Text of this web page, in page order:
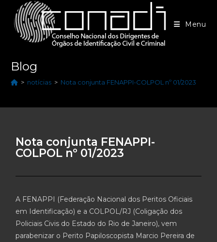
Menu
Blog
> notícias > Nota conjunta FENAPPI-COLPOL nº 01/2023
Nota conjunta FENAPPI-
COLPOL nº 01/2023
A FENAPPI (Federação Nacional dos Peritos Oficiais
em Identificação) e a COLPOL/RJ (Coligação dos
Policiais Civis do Estado do Rio de Janeiro), vem
parabenizar o Perito Papiloscopista Marcio Pereira de